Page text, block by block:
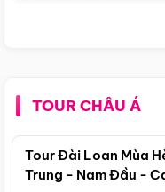
TOUR CHÂU Á
Tour Đài Loan Mùa
Trung - Nam Đầu -